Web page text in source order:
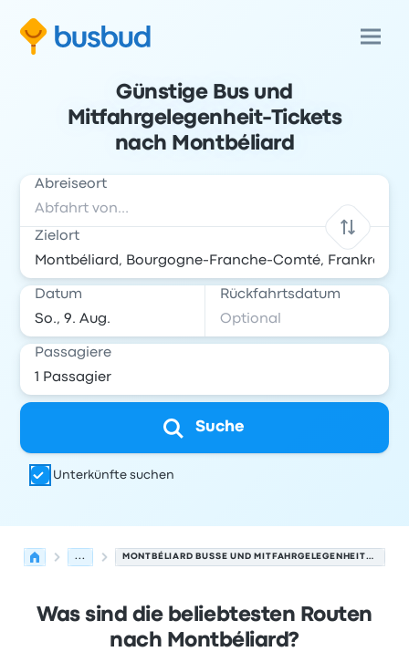
Günstige Bus und
Mitfahrgelegenheit-Tickets
nach Montbéliard
Abreiseort
Zielort
Datum Rückfahrtsdatum
Passagiere
Suche
Unterkünfte suchen
... MONTBÉLIARD BUSSE UND MITFAHRGELEGENHEITEN.
Was sind die beliebtesten Routen
nach Montbéliard?